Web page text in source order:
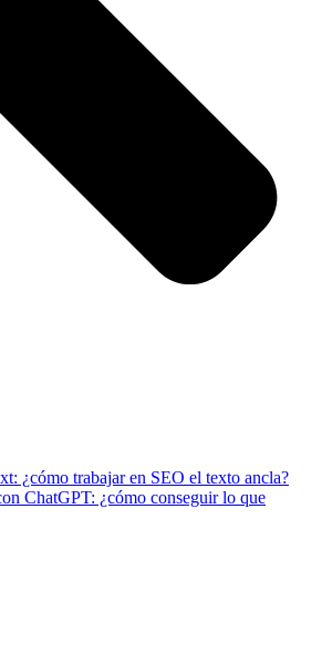
¿cómo trabajar en SEO el texto ancla?
ChatGPT: ¿cómo conseguir lo que